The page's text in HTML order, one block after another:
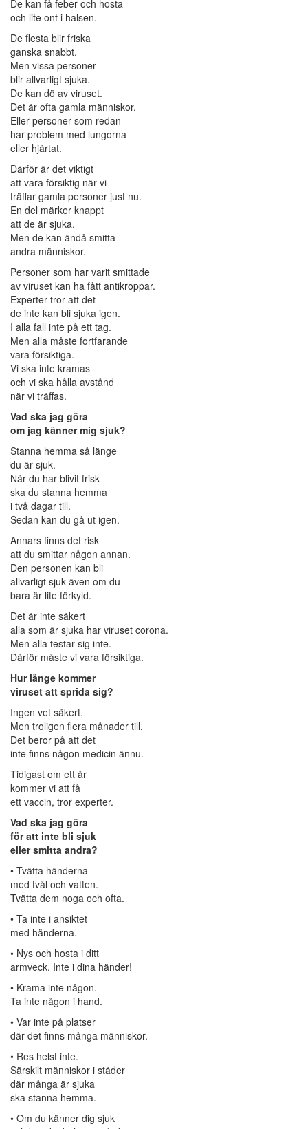
De kan få feber och hosta
och lite ont i halsen.
De flesta blir friska
ganska snabbt.
Men vissa personer
blir allvarligt sjuka.
De kan dö av viruset.
Det är ofta gamla människor.
Eller personer som redan
har problem med lungorna
eller hjärtat.
Därför är det viktigt
att vara försiktig när vi
träffar gamla personer just nu.
En del märker knappt
att de är sjuka.
Men de kan ändå smitta
andra människor.
Personer som har varit smittade
av viruset kan ha fått antikroppar.
Experter tror att det
de inte kan bli sjuka igen.
I alla fall inte på ett tag.
Men alla måste fortfarande
vara försiktiga.
Vi ska inte kramas
och vi ska hålla avstånd
när vi träffas.
Vad ska jag göra
om jag känner mig sjuk?
Stanna hemma så länge
du är sjuk.
När du har blivit frisk
ska du stanna hemma
i två dagar till.
Sedan kan du gå ut igen.
Annars finns det risk
att du smittar någon annan.
Den personen kan bli
allvarligt sjuk även om du
bara är lite förkyld.
Det är inte säkert
alla som är sjuka har viruset corona.
Men alla testar sig inte.
Därför måste vi vara försiktiga.
Hur länge kommer
viruset att sprida sig?
Ingen vet säkert.
Men troligen flera månader till.
Det beror på att det
inte finns någon medicin ännu.
Tidigast om ett år
kommer vi att få
ett vaccin, tror experter.
Vad ska jag göra
för att inte bli sjuk
eller smitta andra?
• Tvätta händerna
med tvål och vatten.
Tvätta dem noga och ofta.
• Ta inte i ansiktet
med händerna.
• Nys och hosta i ditt
armveck. Inte i dina händer!
• Krama inte någon.
Ta inte någon i hand.
• Var inte på platser
där det finns många människor.
• Res helst inte.
Särskilt människor i städer
där många är sjuka
ska stanna hemma.
• Om du känner dig sjuk